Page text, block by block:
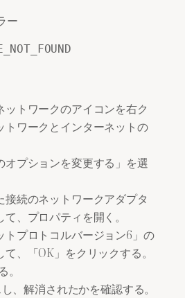
ー
ットワークのアイコンを右ク
トワークとインターネットの
オプションを変更する」を選
接続のネットワークアダプタ
、プロパティを開く。
トプロトコルバージョン6」の
、「OK」をクリックする。
、解消されたかを確認する。